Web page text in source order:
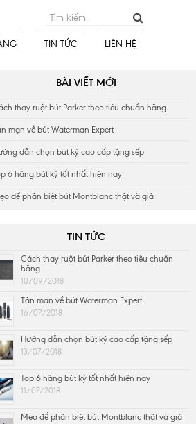
TIN TỨC LIÊN HỆ
BÀI VIẾT MỚI
thay ruột bút Parker theo tiêu chuẩn hãng
mạn về bút Waterman Expert
dẫn chọn bút ký cao cấp tặng sếp
6 hãng bút ký tốt nhất hiện nay
để phân biệt bút Montblanc thật và giả
TIN TỨC
Cách thay ruột bút Parker theo tiêu chuẩn
hãng
10/09/2018
Tản mạn về bút Waterman Expert
16/07/2018
Hướng dẫn chọn bút ký cao cấp tặng sếp
13/07/2018
Top 6 hãng bút ký tốt nhất hiện nay
11/07/2018
Mẹo để phân biệt bút Montblanc thật và giả